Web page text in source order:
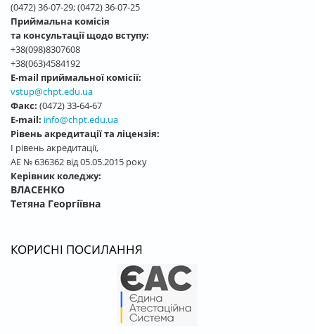
(0472) 36-07-29; (0472) 36-07-25
Приймальна комісія
та консультації щодо вступу:
+38(098)8307608
+38(063)4584192
E-mail приймальної комісії:
vstup@chpt.edu.ua
Факс: (0472) 33-64-67
E-mail: info@chpt.edu.ua
Рівень акредитації та ліцензія:
І рівень акредитації,
АЕ № 636362 від 05.05.2015 року
Керівник коледжу:
ВЛАСЕНКО
Тетяна Георгіївна
КОРИСНІ ПОСИЛАННЯ